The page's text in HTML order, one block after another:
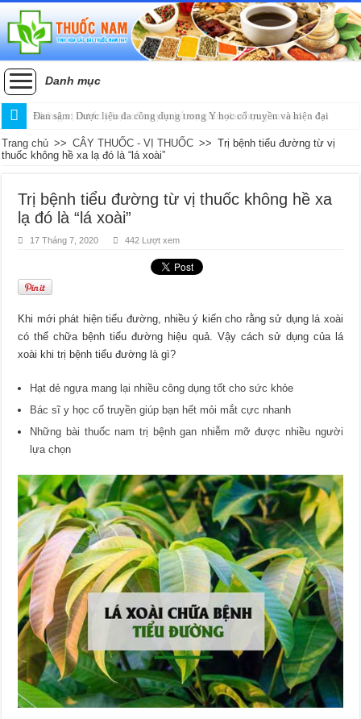
Danh mục
Đan sâm: Dược liệu đa công dụng trong Y học cổ truyền và hiện đại
Trang chủ >> CÂY THUỐC - VỊ THUỐC >> Trị bệnh tiểu đường từ vị
thuốc không hề xa lạ đó là “lá xoài”
Trị bệnh tiểu đường từ vị thuốc không hề xa
lạ đó là “lá xoài”
17 Tháng 7, 2020 442 Lượt xem
Khi mới phát hiện tiểu đường, nhiều ý kiến cho rằng sử dụng lá xoài
có thể chữa bệnh tiểu đường hiệu quả. Vậy cách sử dụng của lá
xoài khi trị bệnh tiểu đường là gì?
Hạt dẻ ngựa mang lại nhiều công dụng tốt cho sức khỏe
Bác sĩ y học cổ truyền giúp bạn hết mỏi mắt cực nhanh
Những bài thuốc nam trị bệnh gan nhiễm mỡ được nhiều người
lựa chọn